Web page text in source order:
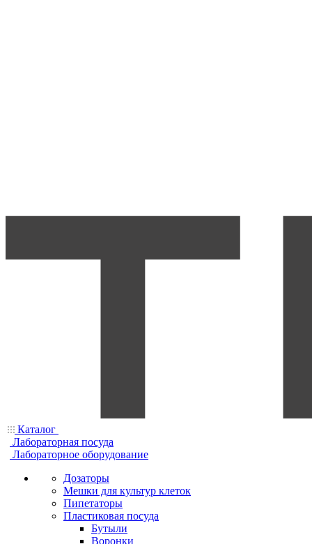
Каталог
Лабораторная посуда
Лабораторное оборудование
Дозаторы
Мешки для культур клеток
Пипетаторы
Пластиковая посуда
Бутыли
Воронки